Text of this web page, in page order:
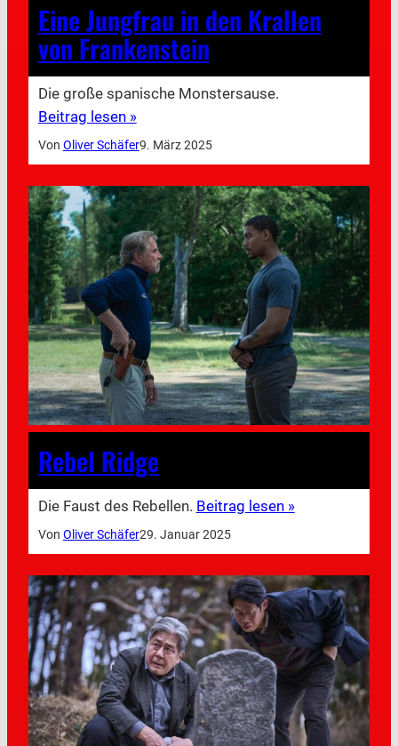
Eine Jungfrau in den Krallen
von Frankenstein
Die große spanische Monstersause.
Beitrag lesen »
Von Oliver Schäfer9. März 2025
Rebel Ridge
Die Faust des Rebellen. Beitrag lesen »
Von Oliver Schäfer29. Januar 2025